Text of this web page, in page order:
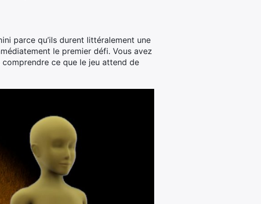
parce qu’ils durent littéralement une
le premier défi. Vous avez
ce que le jeu attend de